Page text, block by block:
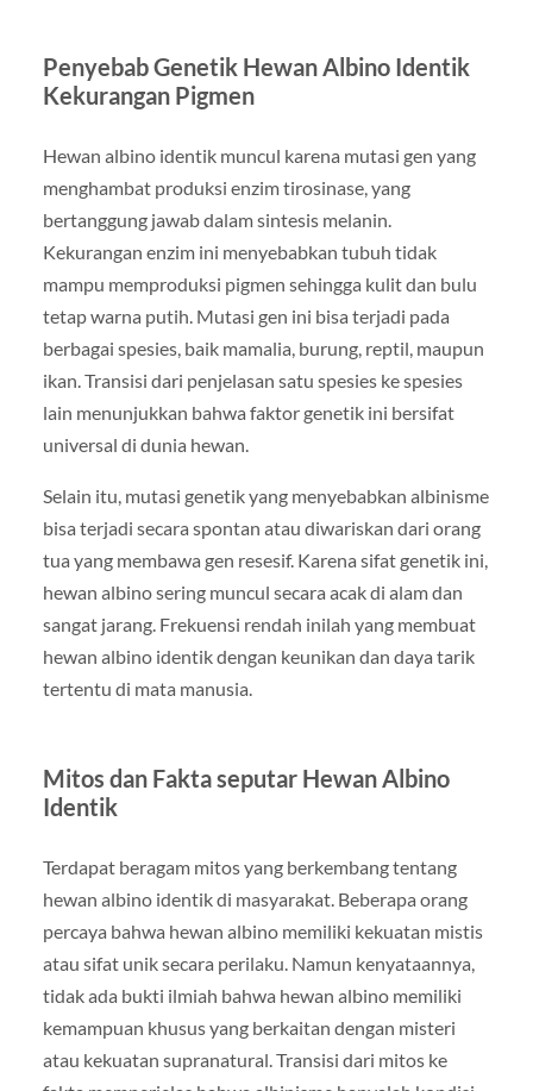
Penyebab Genetik Hewan Albino Identik
Kekurangan Pigmen
Hewan albino identik muncul karena mutasi gen yang
menghambat produksi enzim tirosinase, yang
bertanggung jawab dalam sintesis melanin.
Kekurangan enzim ini menyebabkan tubuh tidak
mampu memproduksi pigmen sehingga kulit dan bulu
tetap warna putih. Mutasi gen ini bisa terjadi pada
berbagai spesies, baik mamalia, burung, reptil, maupun
ikan. Transisi dari penjelasan satu spesies ke spesies
lain menunjukkan bahwa faktor genetik ini bersifat
universal di dunia hewan.
Selain itu, mutasi genetik yang menyebabkan albinisme
bisa terjadi secara spontan atau diwariskan dari orang
tua yang membawa gen resesif. Karena sifat genetik ini,
hewan albino sering muncul secara acak di alam dan
sangat jarang. Frekuensi rendah inilah yang membuat
hewan albino identik dengan keunikan dan daya tarik
tertentu di mata manusia.
Mitos dan Fakta seputar Hewan Albino
Identik
Terdapat beragam mitos yang berkembang tentang
hewan albino identik di masyarakat. Beberapa orang
percaya bahwa hewan albino memiliki kekuatan mistis
atau sifat unik secara perilaku. Namun kenyataannya,
tidak ada bukti ilmiah bahwa hewan albino memiliki
kemampuan khusus yang berkaitan dengan misteri
atau kekuatan supranatural. Transisi dari mitos ke